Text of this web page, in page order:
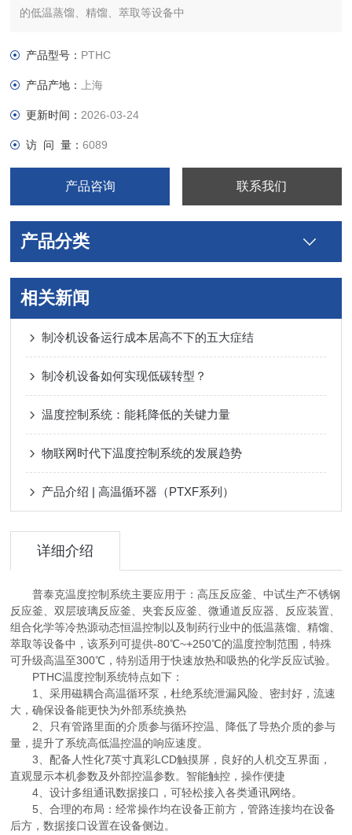
的低温蒸馏、精馏、萃取等设备中
产品型号： PTHC
产品产地： 上海
更新时间： 2026-03-24
访 问 量：6089
产品咨询 联系我们
产品分类
相关新闻
制冷机设备运行成本居高不下的五大症结
制冷机设备如何实现低碳转型？
温度控制系统：能耗降低的关键力量
物联网时代下温度控制系统的发展趋势
产品介绍 | 高温循环器（PTXF系列）
详细介绍
普泰克温度控制系统主要应用于：高压反应釜、中试生产不锈钢
反应釜、双层玻璃反应釜、夹套反应釜、微通道反应器、反应装置、
组合化学等冷热源动态恒温控制以及制药行业中的低温蒸馏、精馏、
萃取等设备中，该系列可提供-80℃~+250℃的温度控制范围，特殊
可升级高温至300℃，特别适用于快速放热和吸热的化学反应试验。
PTHC温度控制系统特点如下：
1、采用磁耦合高温循环泵，杜绝系统泄漏风险、密封好，流速
大，确保设备能更快为外部系统换热
2、只有管路里面的介质参与循环控温、降低了导热介质的参与
量，提升了系统高低温控温的响应速度。
3、配备人性化7英寸真彩LCD触摸屏，良好的人机交互界面，
直观显示本机参数及外部控温参数。智能触控，操作便捷
4、设计多组通讯数据接口，可轻松接入各类通讯网络。
5、合理的布局：经常操作均在设备正前方，管路连接均在设备
后方，数据接口设置在设备侧边。